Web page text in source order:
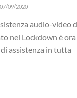
07/09/2020
audio-video
nel Lockdown è ora
assistenza in tutta